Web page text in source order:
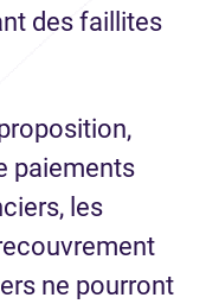
des faillites
paiements
les
ne pourront